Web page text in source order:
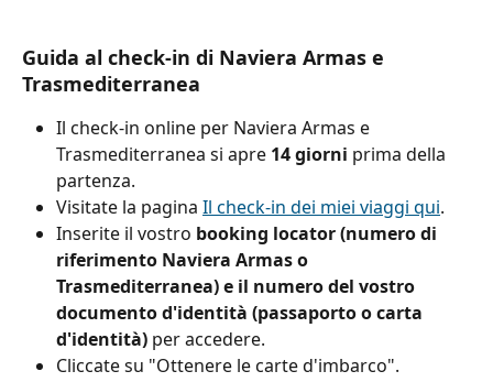
Guida al check-in di Naviera Armas e
Trasmediterranea
Il check-in online per Naviera Armas e
Trasmediterranea si apre 14 giorni prima della
partenza.
Visitate la pagina Il check-in dei miei viaggi qui.
Inserite il vostro booking locator (numero di
riferimento Naviera Armas o
Trasmediterranea) e il numero del vostro
documento d'identità (passaporto o carta
d'identità) per accedere.
Cliccate su "Ottenere le carte d'imbarco".